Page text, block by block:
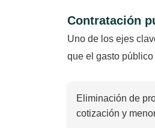
Contratación
Uno de los ejes
que el gasto público
Eliminación de
cotización y